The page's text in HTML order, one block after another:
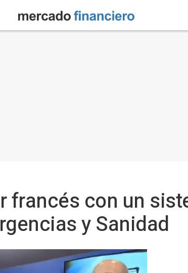
francés con un
y Sanidad